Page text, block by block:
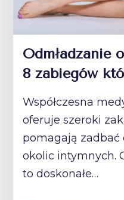
Odmładzanie
8 zabiegów
Współczesna
oferuje szeroki
pomagają zadbać
okolic intymnych.
to doskonałe…